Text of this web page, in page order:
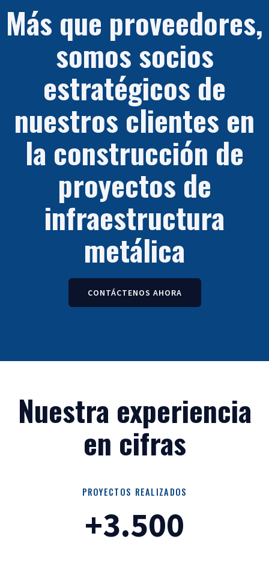
Más que proveedores,
somos socios
estratégicos de
nuestros clientes en
la construcción de
proyectos de
infraestructura
metálica
CONTÁCTENOS AHORA
Nuestra experiencia
en cifras
PROYECTOS REALIZADOS
+3.500